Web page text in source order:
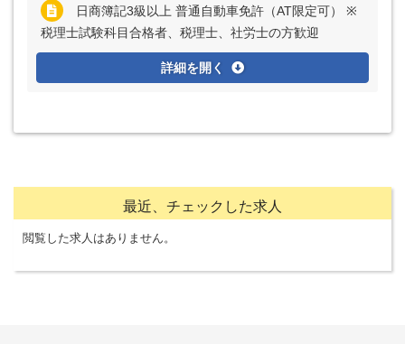
日商簿記3級以上 普通自動車免許（AT限定可） ※
税理士試験科目合格者、税理士、社労士の方歓迎
詳細を開く
最近、チェックした求人
閲覧した求人はありません。